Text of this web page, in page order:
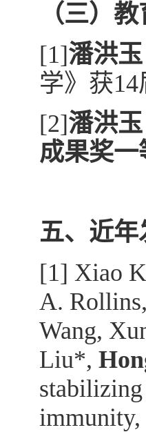
（三）
[1]潘洪玉
学》获14
[2]潘洪玉
成果奖一
五、近
[1] Xiao
A.
Wang,
Liu*,
immunity,